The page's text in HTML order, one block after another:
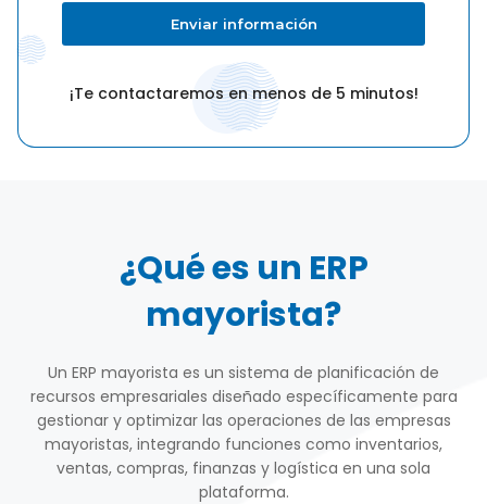
Enviar información
¡Te contactaremos en menos de 5 minutos!
¿Qué es un ERP
mayorista?
Un ERP mayorista es un sistema de planificación de
recursos empresariales diseñado específicamente para
gestionar y optimizar las operaciones de las empresas
mayoristas, integrando funciones como inventarios,
ventas, compras, finanzas y logística en una sola
plataforma.